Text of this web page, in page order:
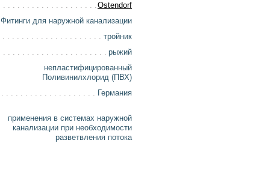
Ostendorf
Фитинги для наружной канализации
тройник
рыжий
непластифицированный
Поливинилхлорид (ПВХ)
Германия
применения в системах наружной
канализации при необходимости
разветвления потока